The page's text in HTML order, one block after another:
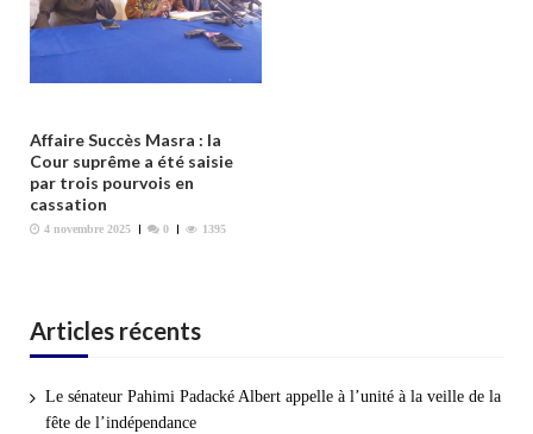
Affaire Succès Masra : la
Cour suprême a été saisie
par trois pourvois en
cassation
4 novembre 2025 0 1395
Articles récents
Le sénateur Pahimi Padacké Albert appelle à l’unité à la veille de la
fête de l’indépendance